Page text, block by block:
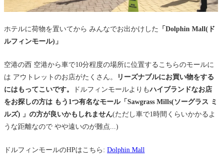
ホテルに荷物を置いてから みんなでお出かけした
「Dolphin Mall(ド
ルフィンモール)」
空港の西 空港から車で10分程度の場所に位置するこちらのモールに
は アウトレットのお店がたくさん。
リーズナブルにお買い物をする
にはもってこいです。
ドルフィンモールよりもハイブランドなお店
をお探しの方は もう1つ有名なモール「Sawgrass Mills(ソーグラス ミ
ルズ) 」の方が良いかもしれません(ただし車で1時間くらいかかるよ
うな距離なので やや遠いのが難点...)
ドルフィンモールのHPはこちら: Dolphin Mall